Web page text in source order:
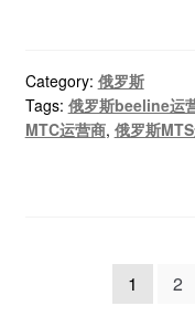
Category: 俄罗斯
Tags: 俄罗斯beeline运
MTC运营商, 俄罗斯
1 2